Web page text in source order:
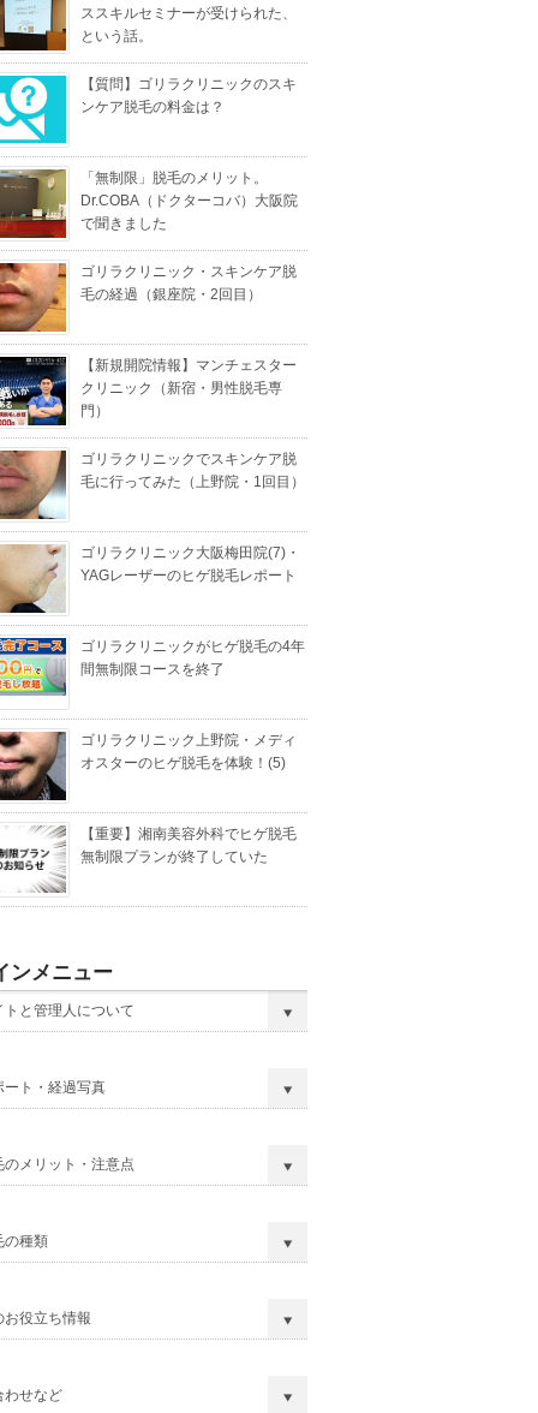
ススキルセミナーが受けられた、
という話。
【質問】ゴリラクリニックのスキ
ンケア脱毛の料金は？
「無制限」脱毛のメリット。
Dr.COBA（ドクターコバ）大阪院
で聞きました
ゴリラクリニック・スキンケア脱
毛の経過（銀座院・2回目）
【新規開院情報】マンチェスター
クリニック（新宿・男性脱毛専
門）
ゴリラクリニックでスキンケア脱
毛に行ってみた（上野院・1回目）
ゴリラクリニック大阪梅田院(7)・
YAGレーザーのヒゲ脱毛レポート
ゴリラクリニックがヒゲ脱毛の4年
間無制限コースを終了
ゴリラクリニック上野院・メディ
オスターのヒゲ脱毛を体験！(5)
【重要】湘南美容外科でヒゲ脱毛
無制限プランが終了していた
ンメニュー
トと管理人について
ート・経過写真
のメリット・注意点
の種類
お役立ち情報
わせなど